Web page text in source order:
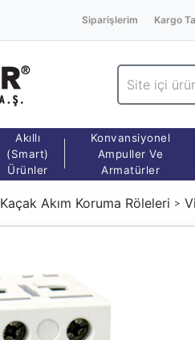
Siparişlerim Kargo
Akıllı
(Smart)
Ürünler
Konvansiyonel
Ampuller Ve
Armatürler
Kaçak Akım Koruma Röleleri